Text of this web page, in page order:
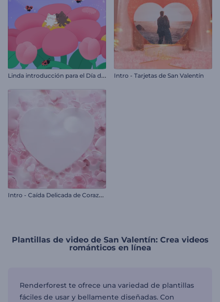
L
inda introducción para el Día de San Valentín Intro - Tarjetas de San Valentín
I
ntro - Caída Delicada de Corazones
Plantillas de video de San Valentín: Crea videos
románticos en línea
Renderforest te ofrece una variedad de plantillas
fáciles de usar y bellamente diseñadas. Con